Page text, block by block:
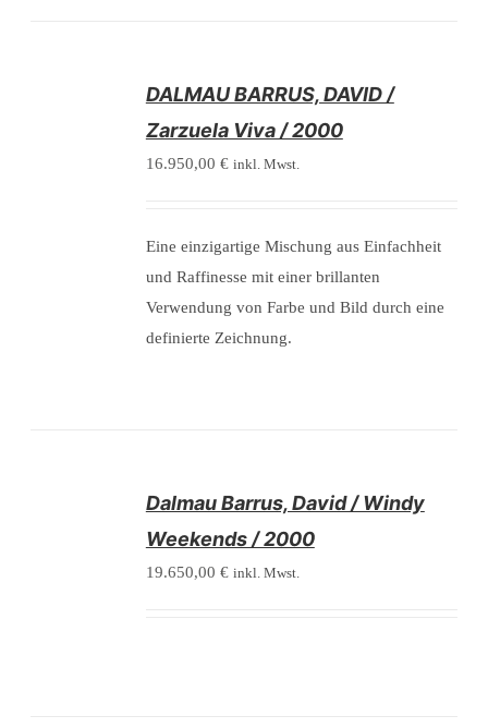
DALMAU BARRUS, DAVID /
Zarzuela Viva / 2000
16.950,00 € inkl. Mwst.
Eine einzigartige Mischung aus Einfachheit
und Raffinesse mit einer brillanten
Verwendung von Farbe und Bild durch eine
definierte Zeichnung.
Dalmau Barrus, David / Windy
Weekends / 2000
19.650,00 € inkl. Mwst.